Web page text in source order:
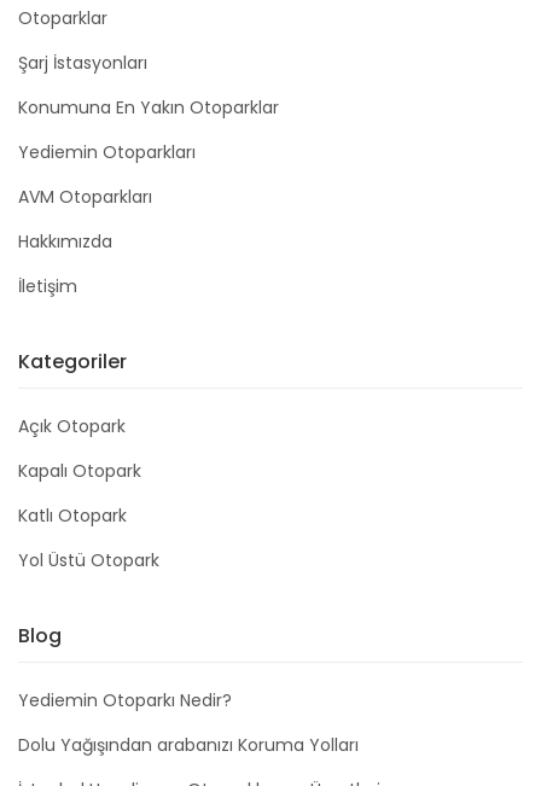
Otoparklar
Şarj İstasyonları
Konumuna En Yakın Otoparklar
Yediemin Otoparkları
AVM Otoparkları
Hakkımızda
İletişim
Kategoriler
Açık Otopark
Kapalı Otopark
Katlı Otopark
Yol Üstü Otopark
Blog
Yediemin Otoparkı Nedir?
Dolu Yağışından arabanızı Koruma Yolları